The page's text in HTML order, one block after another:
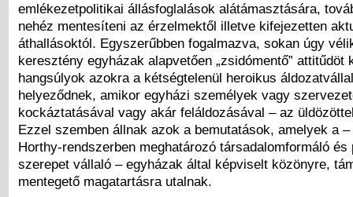
emlékezetpolitikai állásfoglalások alátámasztására,
nehéz mentesíteni az érzelmektől illetve kifejezetten
áthallásoktól. Egyszerűbben fogalmazva, sokan úgy
keresztény egyházak alapvetően „zsidómentő” attitűdöt
hangsúlyok azokra a kétségtelenül heroikus
helyeződnek, amikor egyházi személyek vagy
kockáztatásával vagy akár feláldozásával – az
Ezzel szemben állnak azok a bemutatások, amelyek a
Horthy-rendszerben meghatározó társadalomformáló és
szerepet vállaló – egyházak által képviselt közönyre,
mentegető magatartásra utalnak.